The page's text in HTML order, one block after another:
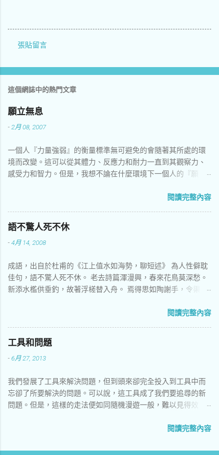
言
張貼留言
這個網誌中的熱門文章
願立無息
- 2月 08, 2007
一個人『力量強弱』的衡量標準無可避免的會隨著其所處的環
境而改變。這可以從其體力、反應力和耐力一直到其觀察力、
感受力和智力。但是，我想不論在什麼環境下一個人的『願
為自我遊歷這一個世界的工具。而願力可以說是自我在操控自
了，如果你只知道如何在路上開，那它的對你的價值還比不上
一輛富豪的卡車…車子我們還可以去『折價換取』，而自身只能
白白看著虛擲一生了。
閱讀完整內容
語不驚人死不休
-4月 14, 2008
成語，出自於杜甫的《江上值水如海勢，聊短述》 為人性僻耽
佳句，語不驚人死不休。 老去詩篇渾漫興，春來花鳥莫深愁。
新添水檻供垂釣，故著浮槎替入舟。 焉得思如陶謝手，令渠述
閱讀完整內容
工具和問題
-6月 27, 2013
我們發展了工具來解決問題，但到頭來卻完全投入到工具中而
忘卻了所要解決的問題。可以說，這工具成了我們要追尋的新
問題。但是，這樣的走法便如同隨機漫遊一般，難以見得效
閱讀完整內容